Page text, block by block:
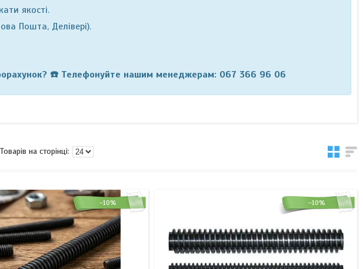
якості.
Пошта, Делівері).
☎️ Телефонуйте нашим менеджерам: 067 366 96 06
–10% –10%